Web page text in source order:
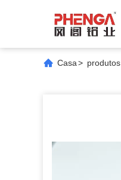
Casa> produtos